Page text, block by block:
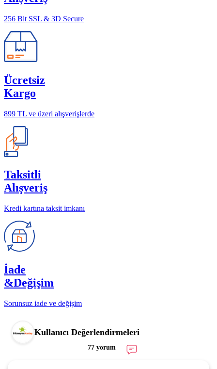
256 Bit SSL & 3D Secure
Ücretsiz
Kargo
899 TL ve üzeri alışverişlerde
Taksitli
Alışveriş
Kredi kartına taksit imkanı
İade
&Değişim
Sorunsuz iade ve değişim
Kullanıcı Değerlendirmeleri
77 yorum